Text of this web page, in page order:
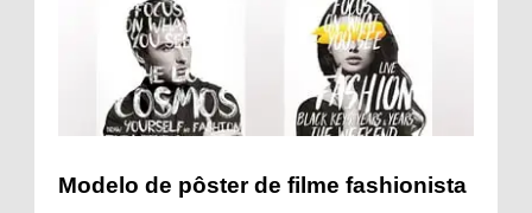
Modelo de pôster de filme fashionista